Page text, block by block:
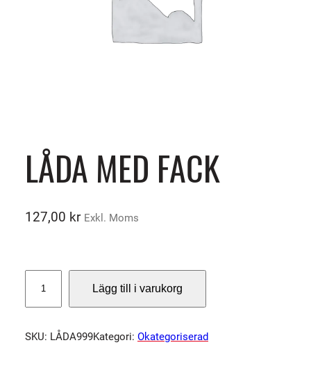
LÅDA MED FACK
127,00 kr Exkl. Moms
D
M
Lägg till i varukorg
SKU: LÅDA999Kategori: Okategoriserad